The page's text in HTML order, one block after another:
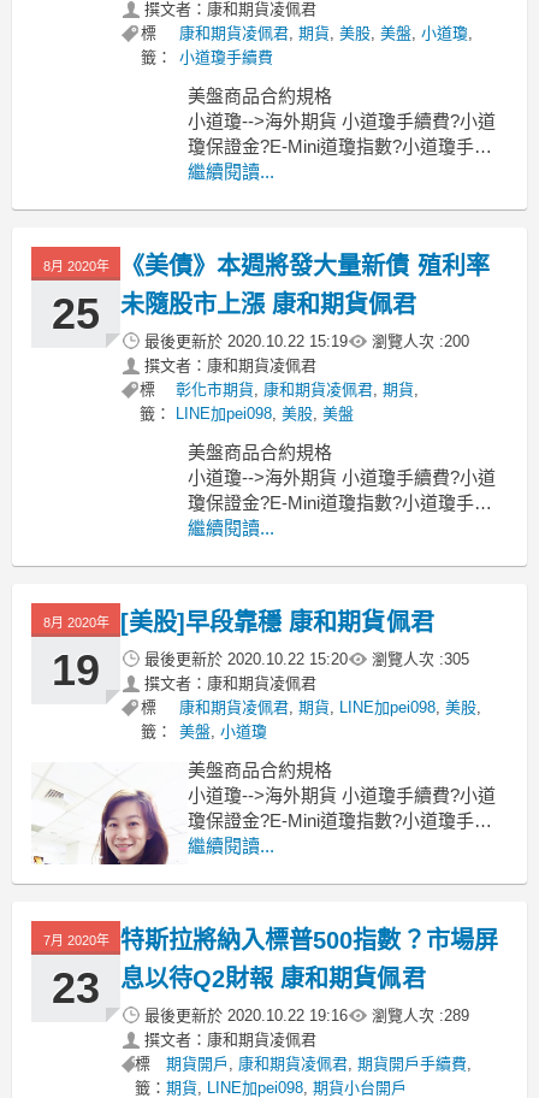
撰文者：康和期貨凌佩君
標
籤：
康和期貨凌佩君,期貨,美股,美盤,小道瓊,
小道瓊手續費
美盤商品合約規格
小道瓊-->海外期貨 小道瓊手續費?小道
瓊保證金?E-Mini道瓊指數?小道瓊手機
下單?小道瓊結算日?康和佩君
貨結算日？標普500期貨手續費？
小那斯達克指數期
繼續閱讀...
8月 2020年
25
《美債》本週將發大量新債 殖利率
未隨股市上漲 康和期貨佩君
最後更新於 2020.10.22 15:19 瀏覽人次 :200
撰文者：康和期貨凌佩君
標
籤：
彰化市期貨, 康和期貨凌佩君, 期貨,
LINE加pei098, 美股, 美盤
美盤商品合約規格
小道瓊-->海外期貨 小道瓊手續費?小道
瓊保證金?E-Mini道瓊指數?小道瓊手機
下單?小道瓊結算日?康和佩君
貨結算日？標普500期貨手續費？
小那斯達克指數期
繼續閱讀...
8月 2020年
19
[美股]早段靠穩 康和期貨佩君
最後更新於 2020.10.22 15:20 瀏覽人次 :305
撰文者：康和期貨凌佩君
標
籤：
康和期貨凌佩君,期貨, LINE加pei098,美股,
美盤,小道瓊
美盤商品合約規格
小道瓊-->海外期貨 小道瓊手續費?小道
瓊保證金?E-Mini道瓊指數?小道瓊手機
下單?小道瓊結算日?康和佩君
貨結算日？標普500期貨手續費？
小那斯達克指數期
繼續閱讀...
7月 2020年
23
特斯拉將納入標普500指數？市場屏
息以待Q2財報 康和期貨佩君
最後更新於 2020.10.22 19:16 瀏覽人次 :289
撰文者：康和期貨凌佩君
標
籤：
期貨開戶 , 康和期貨凌佩君,期貨開戶手續費,
期貨, LINE加pei098,期貨小台開戶